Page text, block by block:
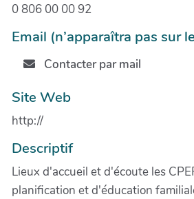
0 806 00 00 92
Email (n’apparaîtra pas sur
Contacter par mail
Site Web
http://
Descriptif
Lieux d'accueil et d'écoute les
planification et d'éducation